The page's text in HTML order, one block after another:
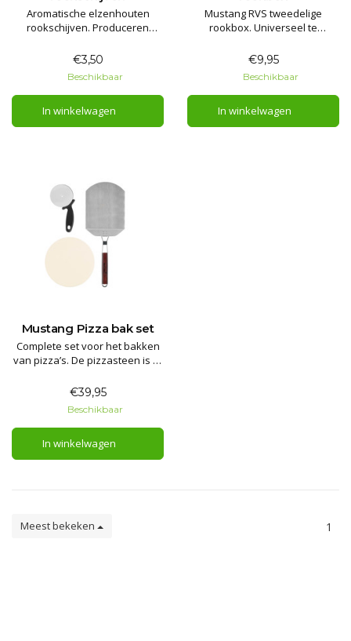
Aromatische elzenhouten
rookschijven. Produceren
schone, smeulende rook en
aroma per stuk.
€3,50
Beschikbaar
In winkelwagen
Mustang RVS tweedelige
rookbox. Universeel te
rooksmaak aan het gerecht te
geven.
€9,95
Beschikbaar
In winkelwagen
Mustang Pizza bak set
Complete set voor het bakken
van pizza’s. De pizzasteen is te
houtskoolgrill, pizza oven of
elektrische oven.
€39,95
Beschikbaar
In winkelwagen
Meest bekeken 1